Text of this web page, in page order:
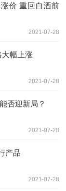
价 重回白酒前
2021-07-28
大幅上涨
2021-07-28
否迎新局？
2021-07-28
产品
2021-07-28